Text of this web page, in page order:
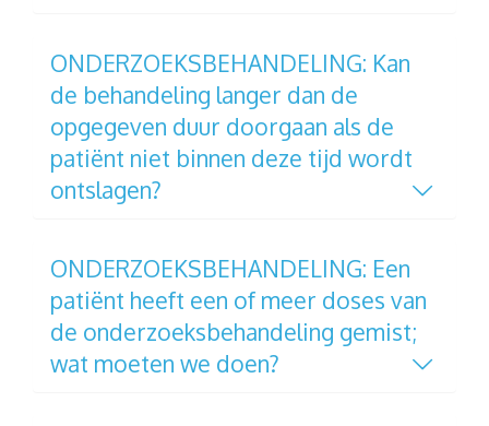
ONDERZOEKSBEHANDELING: Kan
de behandeling langer dan de
opgegeven duur doorgaan als de
patiënt niet binnen deze tijd wordt
ontslagen?
ONDERZOEKSBEHANDELING: Een
patiënt heeft een of meer doses van
de onderzoeksbehandeling gemist;
wat moeten we doen?